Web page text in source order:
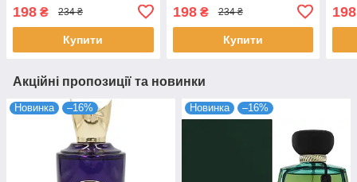
198 ₴ 234 ₴
Купити
198₴ 234 ₴
Купити
198
Акційні пропозиції та новинки
Новинка –16% Новинка –16%